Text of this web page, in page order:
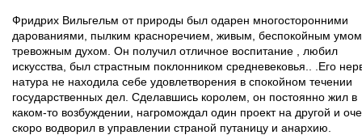
Фридрих Вильгельм от природы был одарен многосторонними
дарованиями, пылким красноречием, живым, беспокойным
тревожным духом. Он получил отличное воспитание , любил
искусства, был страстным поклонником средневековья.. .Его
натура не находила себе удовлетворения в спокойном течении
государственных дел. Сделавшись королем, он постоянно жил в
каком-то возбуждении, нагромождал один проект на другой и
скоро водворил в управлении страной путаницу и анархию.